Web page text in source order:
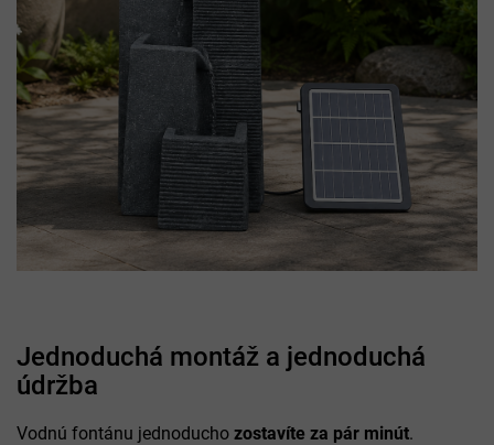
Jednoduchá montáž a jednoduchá
údržba
Vodnú fontánu jednoducho zostavíte za pár minút.